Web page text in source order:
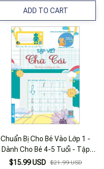
ADD TO CART
Chuẩn Bị Cho Bé Vào Lớp 1 -
Dành Cho Bé 4-5 Tuổi - Tập
Viết Chữ Cái
$15.99 USD $21.99 USD